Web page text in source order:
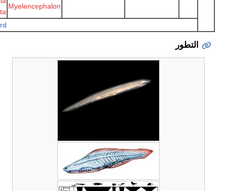
Myelencephalon
oblongata
Spinal cord